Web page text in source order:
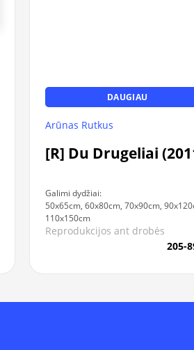
DAUGIAU
Arūnas Rutkus
[R] Du Drugeliai
Galimi dydžiai:
50x65cm, 60x80cm, 70x90cm,
110x150cm
Reprodukcijos ant drobės
205-